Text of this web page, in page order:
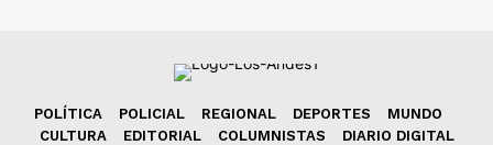
POLÍTICA POLICIAL REGIONAL DEPORTES
MUNDO
CULTURA
EDITORIAL COLUMNISTAS DIARIO DIGITAL